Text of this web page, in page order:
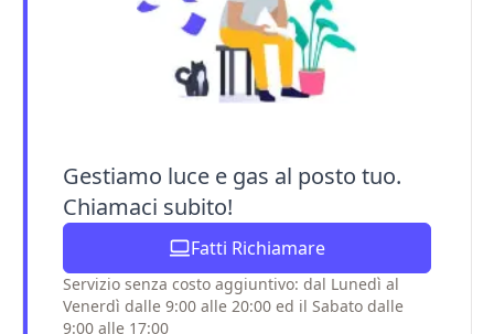
Gestiamo luce e gas al posto tuo.
Chiamaci subito!
Fatti Richiamare
Servizio senza costo aggiuntivo: dal Lunedì al
Venerdì dalle 9:00 alle 20:00 ed il Sabato dalle
9:00 alle 17:00